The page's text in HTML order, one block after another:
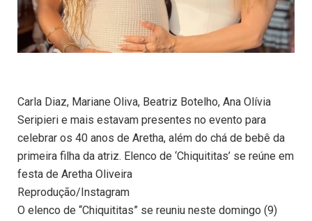
Carla Diaz, Mariane Oliva, Beatriz Botelho, Ana Olívia
Seripieri e mais estavam presentes no evento para
celebrar os 40 anos de Aretha, além do chá de bebê da
primeira filha da atriz. Elenco de ‘Chiquititas’ se reúne em
festa de Aretha Oliveira
Reprodução/Instagram
O elenco de “Chiquititas” se reuniu neste domingo (9)